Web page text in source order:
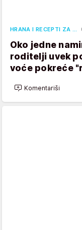
HRANA I RECEPTI ZA …
Oko jedne
roditelji uvek
voće pokreće
Komentariši